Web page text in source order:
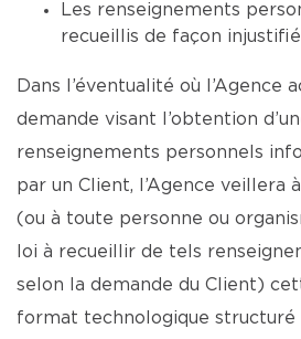
Les renseignements
recueillis de façon
Dans l’éventualité où l’Agence
demande visant l’obtention
renseignements personnels
par un Client, l’Agence veillera
(ou à toute personne ou
loi à recueillir de tels
selon la demande du Client)
format technologique